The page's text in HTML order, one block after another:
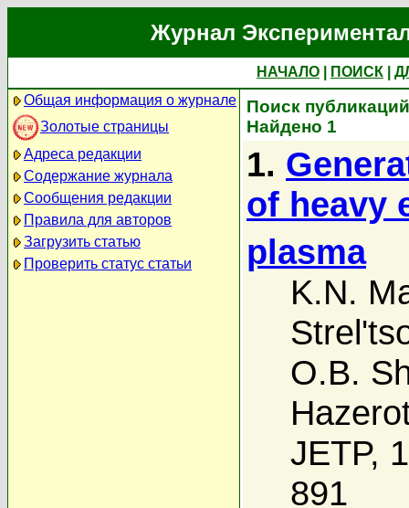
Журнал
НАЧАЛО ПОИСК
Общая информация о журнале
Золотые страницы
Адреса редакции
Содержание журнала
Сообщения редакции
Правила для авторов
Загрузить статью
Проверить статус статьи
Поиск
Найдено 1
1.
of heavy
plasma
K.N.
O.B.
JETP,
891